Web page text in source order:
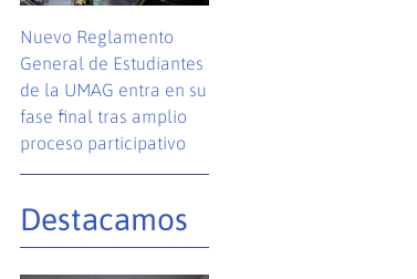
Nuevo Reglamento
General de Estudiantes
de la UMAG entra en su
fase final tras amplio
proceso participativo
Destacamos